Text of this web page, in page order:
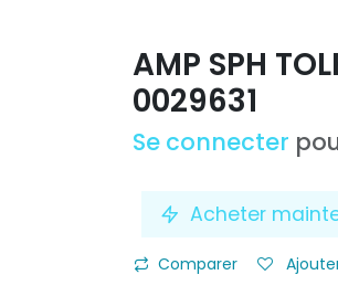
AMP SPH
0029631
Se connecter
Acheter
Comparer